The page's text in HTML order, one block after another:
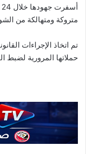
متروكة ومتهالكة من
تم اتخاذ الإجراءات
حملاتها المرورية لضبط